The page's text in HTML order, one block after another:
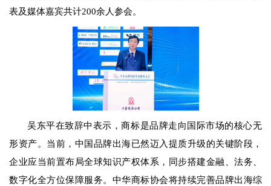
表及媒体嘉宾共计200余人参会。
吴东平在致辞中表示，商标是品牌走向国际市场的核心无
形资产。当前，中国品牌出海已然迈入提质升级的关键阶段，
企业应当前置布局全球知识产权体系，同步搭建金融、法务、
数字化全方位保障服务。中华商标协会将持续完善品牌出海综